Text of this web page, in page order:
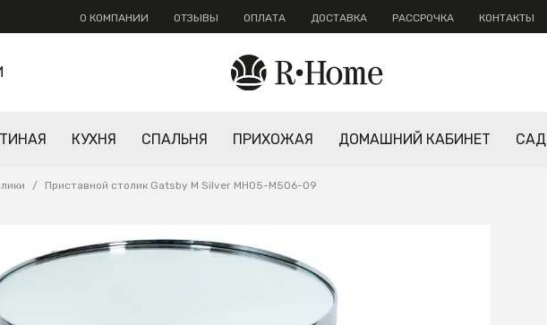
О КОМПАНИИ ОТЗЫВЫ ОПЛАТА ДОСТАВКА РАССРОЧКА КОНТАКТЫ
КУХНЯ СПАЛЬНЯ ПРИХОЖАЯ ДОМАШНИЙ КАБИНЕТ САД
/ Приставной столик Gatsby M Silver MH05-M506-09